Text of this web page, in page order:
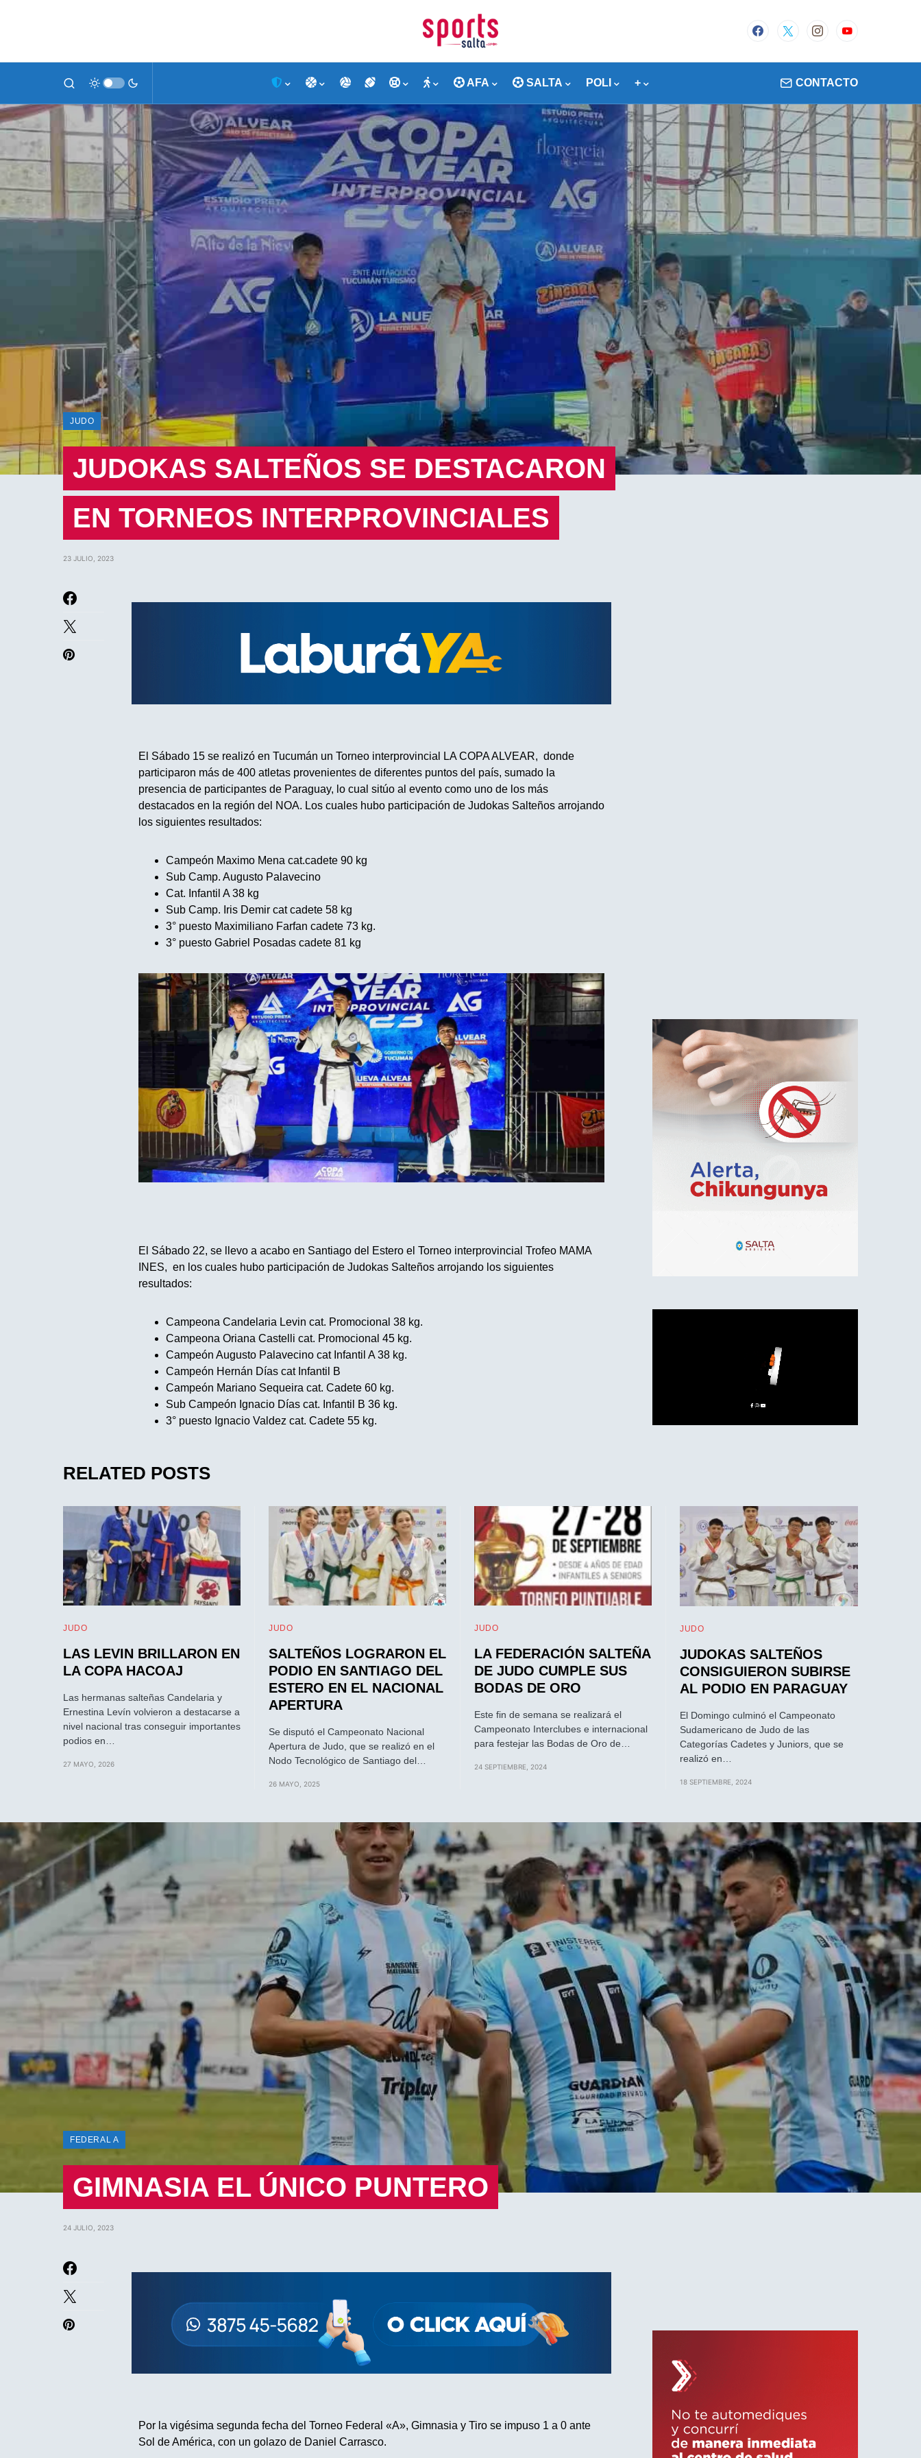
AFA SALTA POLI + CONTACTO
JUDO
JUDOKAS SALTEÑOS SE DESTACARON
EN TORNEOS INTERPROVINCIALES
23 JULIO, 2023
El Sábado 15 se realizó en Tucumán un Torneo interprovincial LA COPA ALVEAR, donde
participaron más de 400 atletas provenientes de diferentes puntos del país, sumado la
presencia de participantes de Paraguay, lo cual sitúo al evento como uno de los más
destacados en la región del NOA. Los cuales hubo participación de Judokas Salteños arrojando
los siguientes resultados:
Campeón Maximo Mena cat.cadete 90 kg
Sub Camp. Augusto Palavecino
Cat. Infantil A 38 kg
Sub Camp. Iris Demir cat cadete 58 kg
3° puesto Maximiliano Farfan cadete 73 kg.
3° puesto Gabriel Posadas cadete 81 kg
El Sábado 22, se llevo a acabo en Santiago del Estero el Torneo interprovincial Trofeo MAMA
INES, en los cuales hubo participación de Judokas Salteños arrojando los siguientes
resultados:
Campeona Candelaria Levin cat. Promocional 38 kg.
Campeona Oriana Castelli cat. Promocional 45 kg.
Campeón Augusto Palavecino cat Infantil A 38 kg.
Campeón Hernán Días cat Infantil B
Campeón Mariano Sequeira cat. Cadete 60 kg.
Sub Campeón Ignacio Días cat. Infantil B 36 kg.
3° puesto Ignacio Valdez cat. Cadete 55 kg.
RELATED POSTS
JUDO
LAS LEVIN BRILLARON EN
LA COPA HACOAJ
Las hermanas salteñas Candelaria y
Ernestina Levín volvieron a destacarse a
nivel nacional tras conseguir importantes
podios en…
27 MAYO, 2026
JUDO
SALTEÑOS LOGRARON EL
PODIO EN SANTIAGO DEL
ESTERO EN EL NACIONAL
APERTURA
Se disputó el Campeonato Nacional
Apertura de Judo, que se realizó en el
Nodo Tecnológico de Santiago del…
26 MAYO, 2025
JUDO
LA FEDERACIÓN SALTEÑA
DE JUDO CUMPLE SUS
BODAS DE ORO
Este fin de semana se realizará el
Campeonato Interclubes e internacional
para festejar las Bodas de Oro de…
24 SEPTIEMBRE, 2024
JUDO
JUDOKAS SALTEÑOS
CONSIGUIERON SUBIRSE
AL PODIO EN PARAGUAY
El Domingo culminó el Campeonato
Sudamericano de Judo de las
Categorías Cadetes y Juniors, que se
realizó en…
18 SEPTIEMBRE, 2024
FEDERAL A
GIMNASIA EL ÚNICO PUNTERO
24 JULIO, 2023
Por la vigésima segunda fecha del Torneo Federal «A», Gimnasia y Tiro se impuso 1 a 0 ante
Sol de América, con un golazo de Daniel Carrasco.